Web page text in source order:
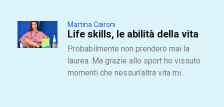
Martina Caironi
Life skills, le abilità della vita
Probabilmente non prenderò mai la
laurea. Ma grazie allo sport ho vissuto
momenti che nessun’altra vita mi